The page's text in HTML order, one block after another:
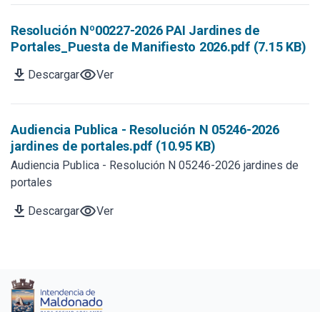
Resolución Nº00227-2026 PAI Jardines de
Portales_Puesta de Manifiesto 2026.pdf (7.15 KB)
download DescargarvisibilityVer
Audiencia Publica - Resolución N 05246-2026
jardines de portales.pdf (10.95 KB)
Audiencia Publica - Resolución N 05246-2026 jardines de
portales
download DescargarvisibilityVer